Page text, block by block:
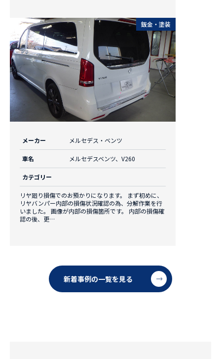
鈑金・塗装
メーカー メルセデス・ベンツ
車名 メルセデスベンツ、V260
カテゴリー
リヤ廻り損傷でのお預かりになります。 まず初めに、
リヤバンパー内部の損傷状況確認の為、分解作業を行
いました。 画像が内部の損傷箇所です。 内部の損傷確
認の後、更…
新着事例の一覧を見る